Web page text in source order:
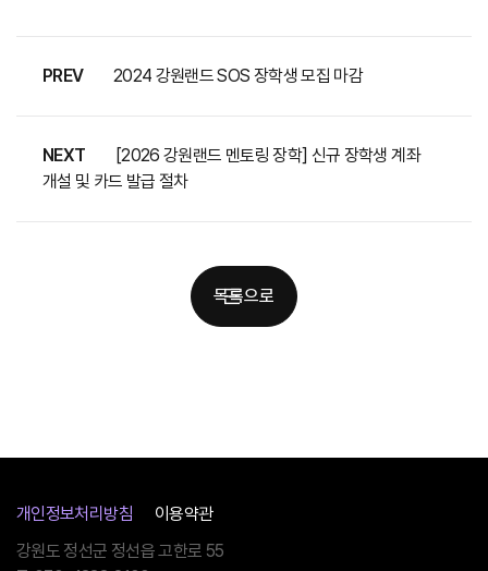
PREV 2024 강원랜드 SOS 장학생 모집 마감
NEXT
[2026 강원랜드 멘토링 장학] 신규 장학생 계좌
개설 및 카드 발급 절차
목록으로
개인정보처리방침
이용약관
강원도 정선군 정선읍 고한로 55